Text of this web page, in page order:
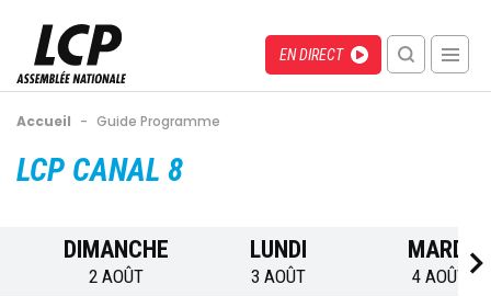
contenu
principal
Menu
recherche
mobile
Direct
EN DIRECT
Fil
Accueil - Guide Programme
Back
LCP CANAL 8
DIMANCHE
2 AOÛT
LUNDI
3 AOÛT
MARDI
4 AOÛT